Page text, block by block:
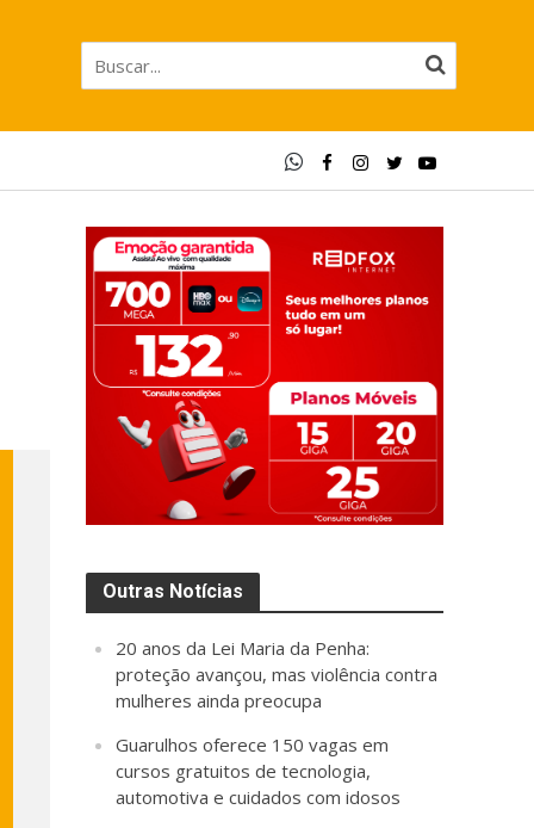
Outras Notícias
20 anos da Lei Maria da Penha:
proteção avançou, mas violência contra
mulheres ainda preocupa
Guarulhos oferece 150 vagas em
cursos gratuitos de tecnologia,
automotiva e cuidados com idosos